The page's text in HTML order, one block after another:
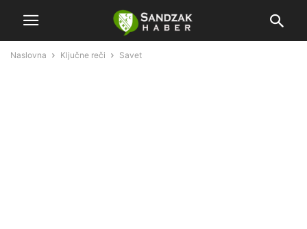
Naslovna Ključne reči Savet